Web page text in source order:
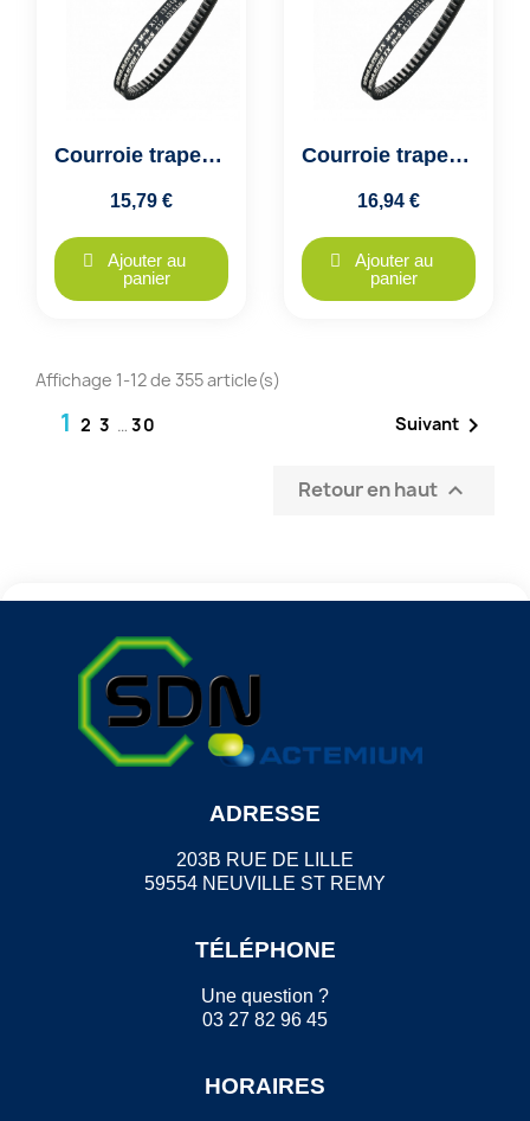
Courroie trapezoidale crantée AX30 - X13x797, Optibelt SUPER TX
15,79 €
Ajouter au
panier
Courroie trapezoidale crantée AX31 - X13x805, Optibelt SUPER TX
16,94 €
Ajouter au
panier
Affichage 1-12 de 355 article(s)
1 2 3 … 30 Suivant 
Retour en haut 
ADRESSE
203B RUE DE LILLE
59554 NEUVILLE ST REMY
TÉLÉPHONE
Une question ?
03 27 82 96 45
HORAIRES